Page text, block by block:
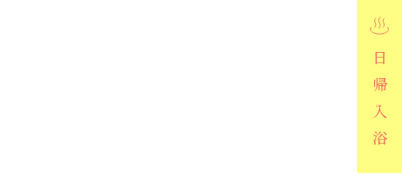
日帰入浴